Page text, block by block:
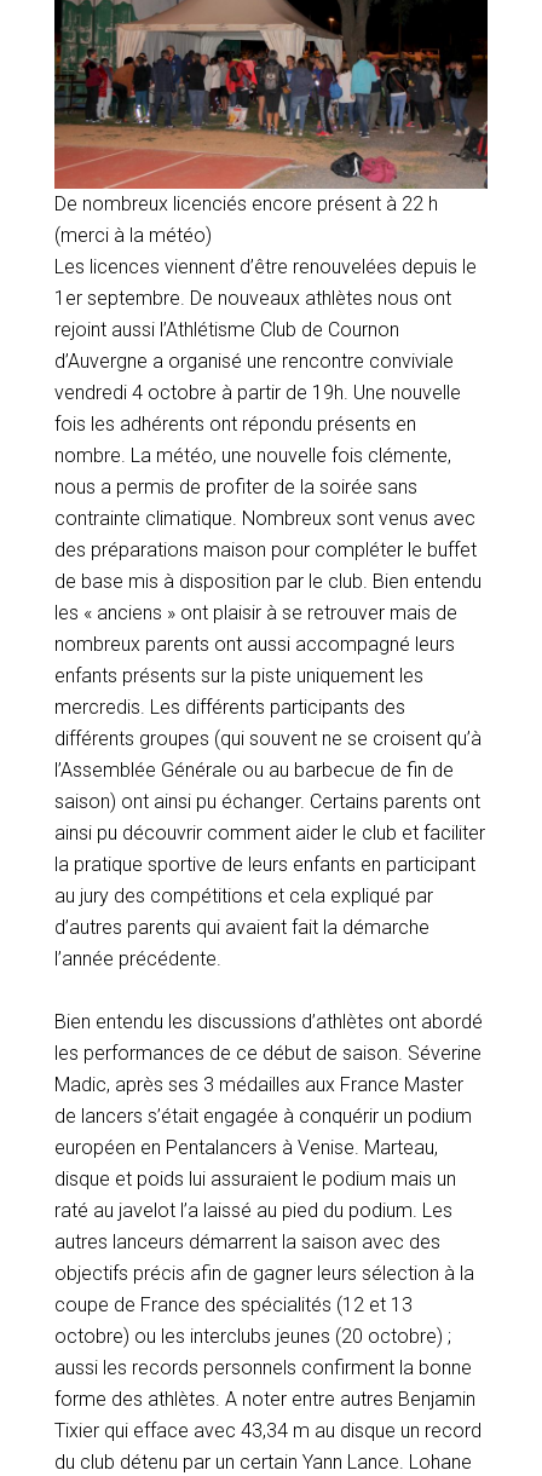
De nombreux licenciés encore présent à 22 h
(merci à la météo)
Les licences viennent d’être renouvelées depuis le
1er septembre. De nouveaux athlètes nous ont
rejoint aussi l’Athlétisme Club de Cournon
d’Auvergne a organisé une rencontre conviviale
vendredi 4 octobre à partir de 19h. Une nouvelle
fois les adhérents ont répondu présents en
nombre. La météo, une nouvelle fois clémente,
nous a permis de profiter de la soirée sans
contrainte climatique. Nombreux sont venus avec
des préparations maison pour compléter le buffet
de base mis à disposition par le club. Bien entendu
les « anciens » ont plaisir à se retrouver mais de
nombreux parents ont aussi accompagné leurs
enfants présents sur la piste uniquement les
mercredis. Les différents participants des
différents groupes (qui souvent ne se croisent qu’à
l’Assemblée Générale ou au barbecue de fin de
saison) ont ainsi pu échanger. Certains parents ont
ainsi pu découvrir comment aider le club et faciliter
la pratique sportive de leurs enfants en participant
au jury des compétitions et cela expliqué par
d’autres parents qui avaient fait la démarche
l’année précédente.
Bien entendu les discussions d’athlètes ont abordé
les performances de ce début de saison. Séverine
Madic, après ses 3 médailles aux France Master
de lancers s’était engagée à conquérir un podium
européen en Pentalancers à Venise. Marteau,
disque et poids lui assuraient le podium mais un
raté au javelot l’a laissé au pied du podium. Les
autres lanceurs démarrent la saison avec des
objectifs précis afin de gagner leurs sélection à la
coupe de France des spécialités (12 et 13
octobre) ou les interclubs jeunes (20 octobre) ;
aussi les records personnels confirment la bonne
forme des athlètes. A noter entre autres Benjamin
Tixier qui efface avec 43,34 m au disque un record
du club détenu par un certain Yann Lance. Lohane